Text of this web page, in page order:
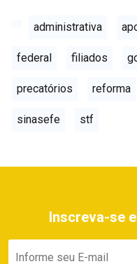
administrativa
federal filiados
precatórios reforma
sinasefe stf
Inscreva-se